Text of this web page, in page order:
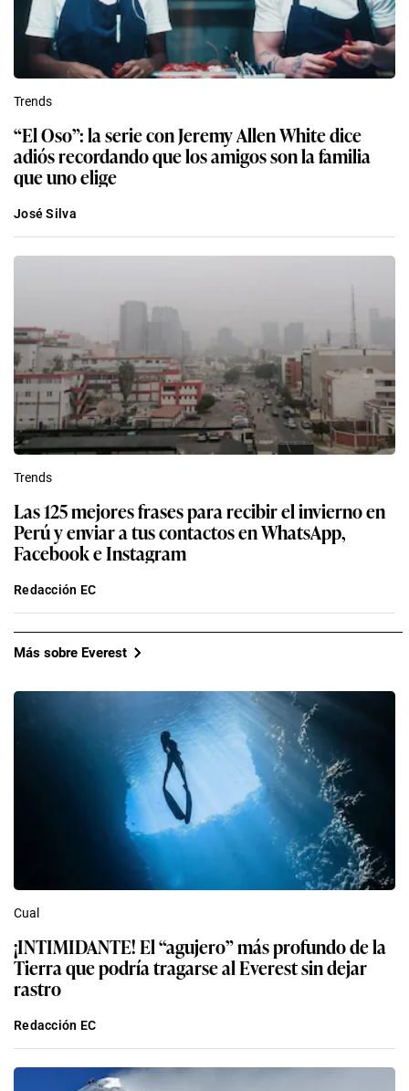
Trends
“El Oso”: la serie con Jeremy Allen White dice
adiós recordando que los amigos son la familia
que uno elige
José Silva
Trends
Las 125 mejores frases para recibir el invierno en
Perú y enviar a tus contactos en WhatsApp,
Facebook e Instagram
Redacción EC
Más sobre Everest
Cual
¡INTIMIDANTE! El “agujero” más profundo de la
Tierra que podría tragarse al Everest sin dejar
rastro
Redacción EC